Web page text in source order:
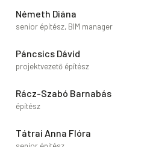
Németh Diána
senior építész, BIM manager
Páncsics Dávid
projektvezető építész
Rácz-Szabó Barnabás
építész
Tátrai Anna Flóra